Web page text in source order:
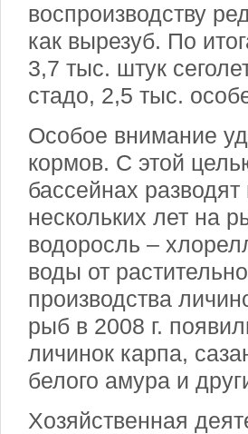
воспроизводству
как вырезуб. По
3,7 тыс. штук
стадо, 2,5 тыс.
Особое внимание
кормов. С этой
бассейнах
нескольких лет на
водоросль –
воды от
производства
рыб в 2008 г.
личинок карпа,
белого амура и
Хозяйственная